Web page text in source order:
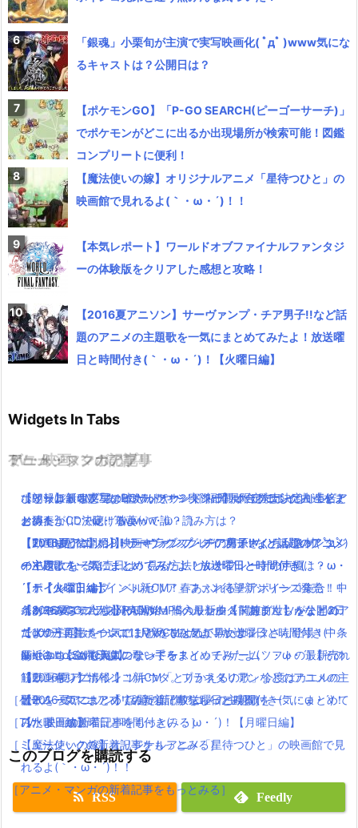
「銀魂」小栗旬が主演で実写映画化( ﾟдﾟ )www気にな
るキャストは？公開日は？
【ポケモンGO】「P-GO SEARCH(ピーゴーサーチ)」
でポケモンがどこに出るか出現場所が検索可能！図鑑
コンプリートに便利！
【魔法使いの嫁】オリジナルアニメ「星待つひと」の
映画館で見れるよ(｀・ω・´)！！
【本気レポート】ワールドオブファイナルファンタジ
ーの体験版をクリアした感想と攻略！
【2016夏アニソン】サーヴァンプ・チア男子!!など話
題のアニメの主題歌を一気にまとめてみたよ！放送曜
日と時間付き(｀・ω・´)！【火曜日編】
Widgets In Tabs
TV・映画
ポインコ新CM「あ！ポテトや〜！」福岡県限定でポイント5倍と
お得！
【動画まとめ】月9ドラマ”ラブソング”の藤原さくらが逸材( ﾟдﾟ )
イイ声！！
【ポインコ】dポイント新CM！春あふれるチアポインコ集合！中
条あやみちゃんもかわいい！
【dカード】ポインコ11月新CMは気が早いサンタさん登場！中条
あやみちゃんも美人になってる！
【動画有り】ポインコ新CM「とりかえるの歌」今度はカエルの
歌！
［TV・映画の新着記事をもっとみる］
ゲーム・スマホアプリ
【ワールドオブファイナルファンタジー】オープニング曲「イノ
セント²」に決定！瑞葵って誰？読み方は？
【TVCM配信開始】映画キングスグレイブ ファイナルファンタジ
ーXV気になる発売日は！見る方法とルナフレーナの声優は？
「テイルズ オブ ベルセリア」ファン待望新シリーズ発売！！
ポケモンGOプラス発売開始！購入リンク＆関連グッツをまとめ
たよ！
Nintendo Switch(ニンテンドースイッチ)ゲームソフトの最新売れ
筋ランキング情報！
［ゲーム・スマホアプリの新着記事をもっとみる］
アニメ・マンガの記事
【朗報】銀魂実写は嘘だった！？実際に問い合わせした人達をま
とめたよ(｀・ω・´)wwww
【2016夏アニソン】サーヴァンプ・チア男子!!など話題のアニメ
の主題歌を一気にまとめてみたよ！放送曜日と時間付き(｀・ω・
´)！【火曜日編】
【2016夏アニソン】ジョジョ・べルセルク・あまんちゅなどのア
ニメの主題歌を一気にまとめてみたよ！放送曜日と時間付き(｀・
ω・´)！【金曜日編】
【2016夏アニソン】ツキウタ。プラネタリアンなどのアニメの主
題歌を一気にまとめてみたよ！放送曜日と時間付き(｀・ω・´)！
【水曜日編】
【魔法使いの嫁】オリジナルアニメ「星待つひと」の映画館で見
れるよ(｀・ω・´)！！
［アニメ・マンガの新着記事をもっとみる］
ミュージックの記事
ひとりぼっち惑星のBGMがサウンドトラックで発売決定！生ピア
ノ演奏がCDで聴けるよ(｀・ω・´)
【2016夏アニソン】サーヴァンプ・チア男子!!など話題のアニメ
の主題歌を一気にまとめてみたよ！放送曜日と時間付き(｀・ω・
´)！【火曜日編】
【8/26Mステ出演】RADWIMPSの最新曲【前前前世】が公開2日
で100万再生！ついでにMVをまとめてみたよ！
最近ニコニコで人気の歌い手をまとめてみたよ(｀・ω・´)【その
1】
【2016夏アニソン】話題の新作アニメの主題歌を一気にまとめて
みたよ！放送曜日と時間付き(｀・ω・´)！【月曜日編】
［ミュージックの新着記事をもっとみる］
このブログを購読する
RSS Feedly